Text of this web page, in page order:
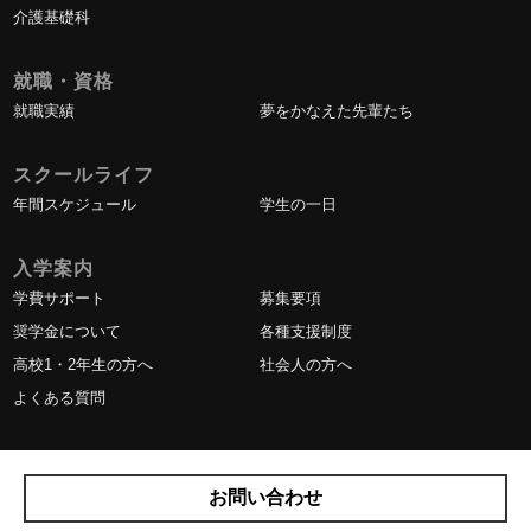
介護基礎科
就職・資格
就職実績 夢をかなえた先輩たち
スクールライフ
年間スケジュール 学生の一日
入学案内
学費サポート
募集要項
奨学金について
各種支援制度
高校1・2年生の方へ
社会人の方へ
よくある質問
お問い合わせ